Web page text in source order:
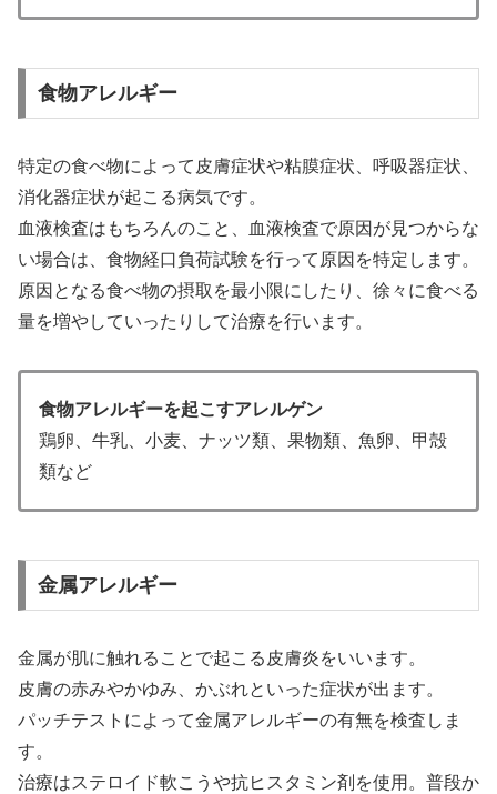
食物アレルギー
特定の食べ物によって皮膚症状や粘膜症状、呼吸器症状、
消化器症状が起こる病気です。
血液検査はもちろんのこと、血液検査で原因が見つからな
い場合は、食物経口負荷試験を行って原因を特定します。
原因となる食べ物の摂取を最小限にしたり、徐々に食べる
量を増やしていったりして治療を行います。
食物アレルギーを起こすアレルゲン
鶏卵、牛乳、小麦、ナッツ類、果物類、魚卵、甲殻
類など
金属アレルギー
金属が肌に触れることで起こる皮膚炎をいいます。
皮膚の赤みやかゆみ、かぶれといった症状が出ます。
パッチテストによって金属アレルギーの有無を検査しま
す。
治療はステロイド軟こうや抗ヒスタミン剤を使用。普段か